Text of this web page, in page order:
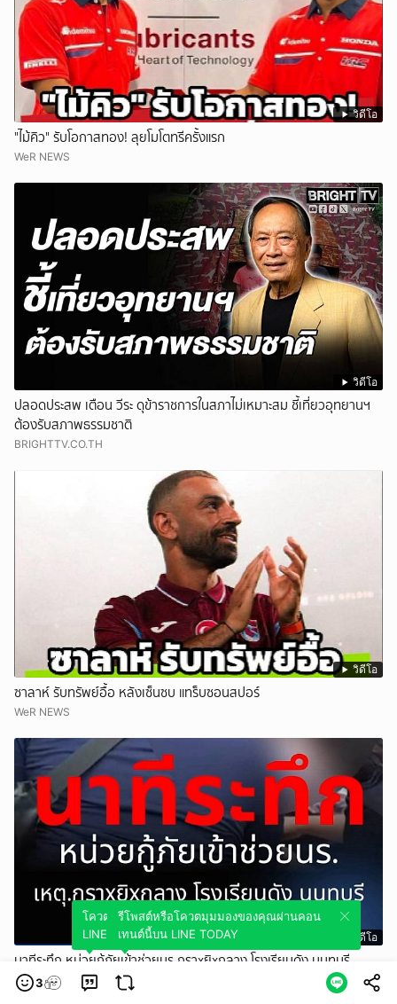
วิดีโอ
"ไม้คิว" รับโอกาสทอง! ลุยโมโตทรีครั้งแรก
WeR NEWS
วิดีโอ
ปลอดประสพ เตือน วีระ ดุข้าราชการในสภาไม่เหมาะสม ชี้เที่ยวอุทยานฯ
ต้องรับสภาพธรรมชาติ
BRIGHTTV.CO.TH
วิดีโอ
ซาลาห์ รับทรัพย์อื้อ หลังเซ็นซบ แทร็บซอนสปอร์
WeR NEWS
วิดีโอ
นาทีระทึก หน่วยกู้ภัยเข้าช่วยนร.กราxยิxกลาง โรงเรียนดัง นนทบุรี
สยามนิวส์
3
โควตมุมมองของคุณผ่านคอนเทนต์นี้บน
LINE TODAY
รีโพสต์หรือโควตมุมมองของคุณผ่านคอน
เทนต์นี้บน LINE TODAY